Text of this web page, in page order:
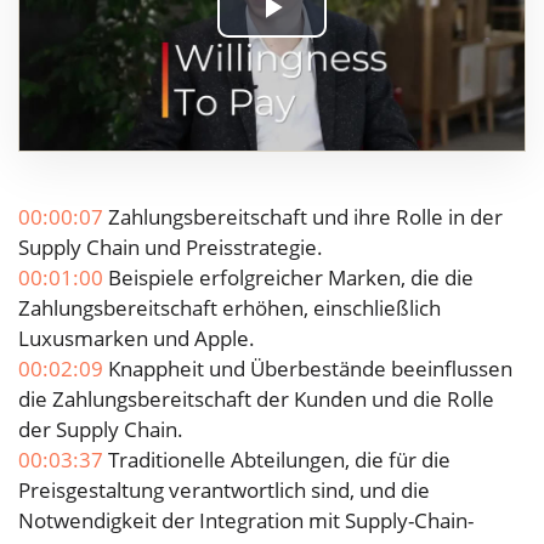
Play
Video
00:00:07 Zahlungsbereitschaft und ihre Rolle in der
Supply Chain und Preisstrategie.
00:01:00 Beispiele erfolgreicher Marken, die die
Zahlungsbereitschaft erhöhen, einschließlich
Luxusmarken und Apple.
00:02:09 Knappheit und Überbestände beeinflussen
die Zahlungsbereitschaft der Kunden und die Rolle
der Supply Chain.
00:03:37 Traditionelle Abteilungen, die für die
Preisgestaltung verantwortlich sind, und die
Notwendigkeit der Integration mit Supply-Chain-